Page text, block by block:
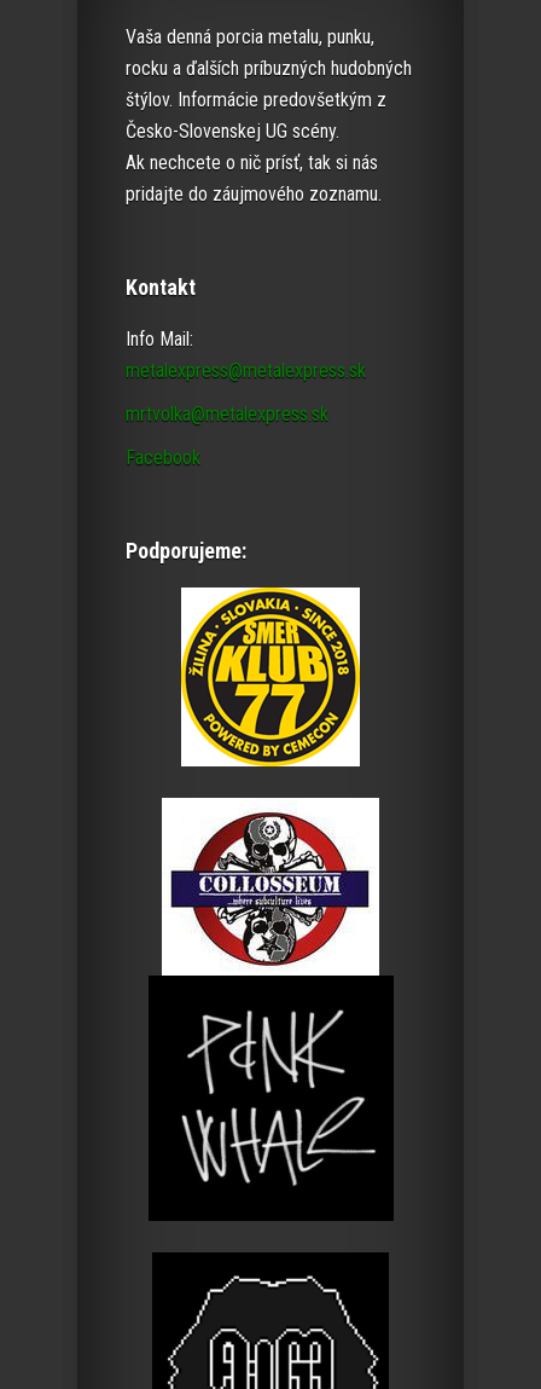
Vaša denná porcia metalu, punku,
rocku a ďalších príbuzných hudobných
štýlov. Informácie predovšetkým z
Česko-Slovenskej UG scény.
Ak nechcete o nič prísť, tak si nás
pridajte do záujmového zoznamu.
Kontakt
Info Mail:
metalexpress@metalexpress.sk
mrtvolka@metalexpress.sk
Facebook
Podporujeme: